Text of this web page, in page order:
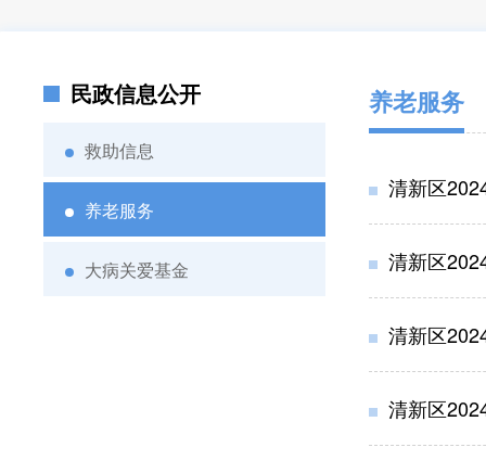
民政信息公开
救助信息
养老服务
大病关爱基金
养老服务
清新区
清新区
清新区
清新区